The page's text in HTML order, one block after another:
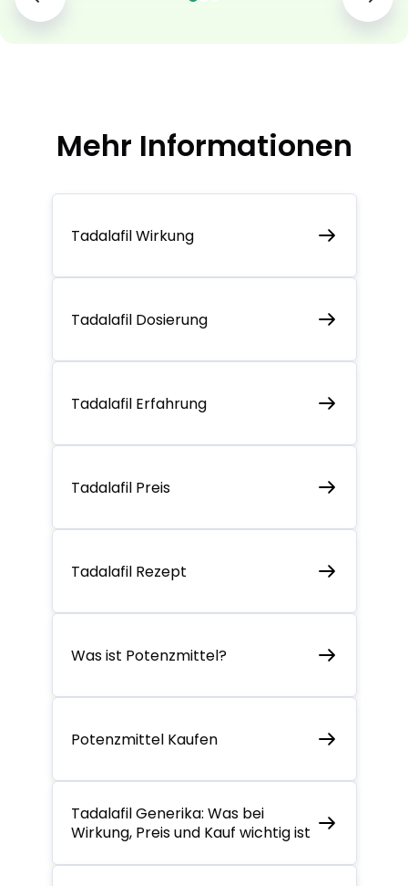
Mehr Informationen
Tadalafil Wirkung
Tadalafil Dosierung
Tadalafil Erfahrung
Tadalafil Preis
Tadalafil Rezept
Was ist Potenzmittel?
Potenzmittel Kaufen
Tadalafil Generika: Was bei
Wirkung, Preis und Kauf wichtig ist